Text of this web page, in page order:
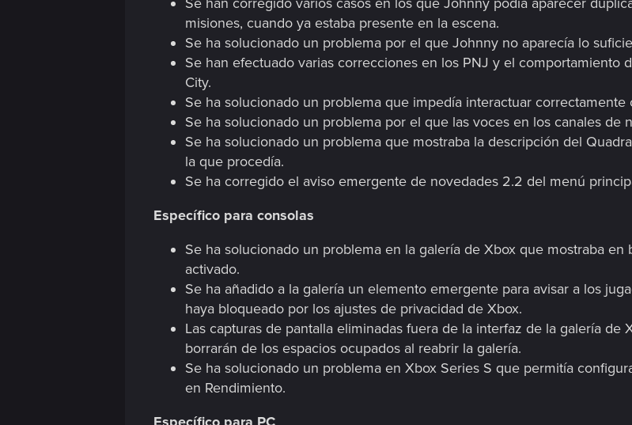
misiones, cuando ya estaba presente en la escena.
Se ha solucionado un problema por el que Johnny no aparecía lo
Se han efectuado varias correcciones en los PNJ y el comportamiento
City.
Se ha solucionado un problema que impedía interactuar correctamente
Se ha solucionado un problema por el que las voces en los canales de
Se ha solucionado un problema que mostraba la descripción del
la que procedía.
Se ha corregido el aviso emergente de novedades 2.2 del menú
Específico para consolas
Se ha solucionado un problema en la galería de Xbox que mostraba en
activado.
Se ha añadido a la galería un elemento emergente para avisar a los
haya bloqueado por los ajustes de privacidad de Xbox.
Las capturas de pantalla eliminadas fuera de la interfaz de la galería
borrarán de los espacios ocupados al reabrir la galería.
Se ha solucionado un problema en Xbox Series S que permitía
en Rendimiento.